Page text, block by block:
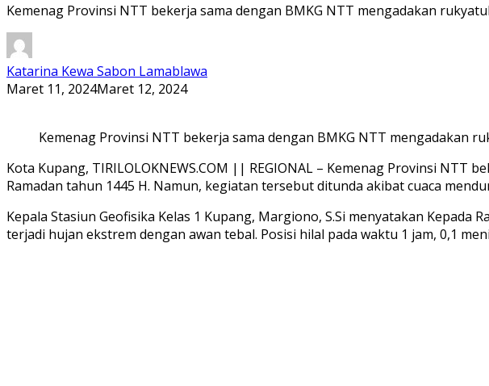
Kemenag Provinsi NTT bekerja sama dengan BMKG NTT mengadakan
Katarina Kewa Sabon Lamablawa
Maret 11, 2024Maret 12, 2024
Kemenag Provinsi NTT bekerja sama dengan BMKG NTT mengadakan
Kota Kupang, TIRILOLOKNEWS.COM || REGIONAL – Kemenag Provinsi
Ramadan tahun 1445 H. Namun, kegiatan tersebut ditunda akibat cuaca
Kepala Stasiun Geofisika Kelas 1 Kupang, Margiono, S.Si menyatakan
terjadi hujan ekstrem dengan awan tebal. Posisi hilal pada waktu 1 jam, 0,1